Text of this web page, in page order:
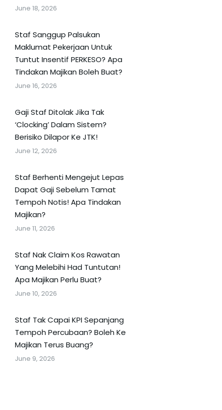
June 18, 2026
Staf Sanggup Palsukan
Maklumat Pekerjaan Untuk
Tuntut Insentif PERKESO? Apa
Tindakan Majikan Boleh Buat?
June 16, 2026
Gaji Staf Ditolak Jika Tak
‘Clocking’ Dalam Sistem?
Berisiko Dilapor Ke JTK!
June 12, 2026
Staf Berhenti Mengejut Lepas
Dapat Gaji Sebelum Tamat
Tempoh Notis! Apa Tindakan
Majikan?
June 11, 2026
Staf Nak Claim Kos Rawatan
Yang Melebihi Had Tuntutan!
Apa Majikan Perlu Buat?
June 10, 2026
Staf Tak Capai KPI Sepanjang
Tempoh Percubaan? Boleh Ke
Majikan Terus Buang?
June 9, 2026